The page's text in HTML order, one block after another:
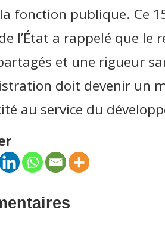
fonction publique. Ce
l’État a rappelé que
et une rigueur
doit devenir un
au service du